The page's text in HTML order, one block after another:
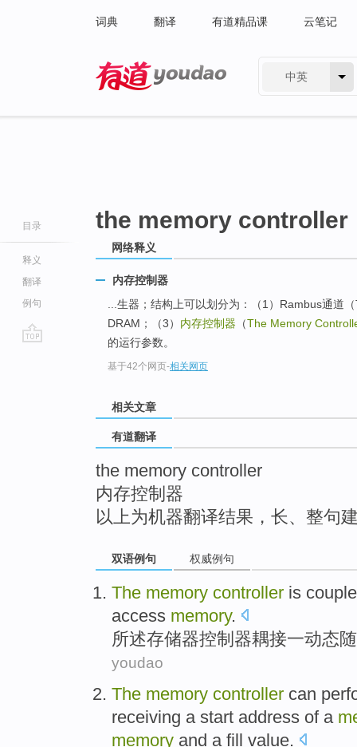
词典 翻译 有道精品课 云笔记
中英
目录
释义
翻译
例句
the memory controller
网络释义
内存控制器
...生器；结构上可以划分为：（1）Rambus通道
DRAM；（3） 内存控制器 （The Memory
的运行参数。
基于42个网页-相关网页
相关文章
有道翻译
the memory controller
内存控制器
以上为机器翻译结果，长、整句
双语例句 权威例句
The memory controller is
access memory.
所述存储器控制器耦接一动态
youdao
The memory controller can
receiving a start address ofa
memory and a fill value.